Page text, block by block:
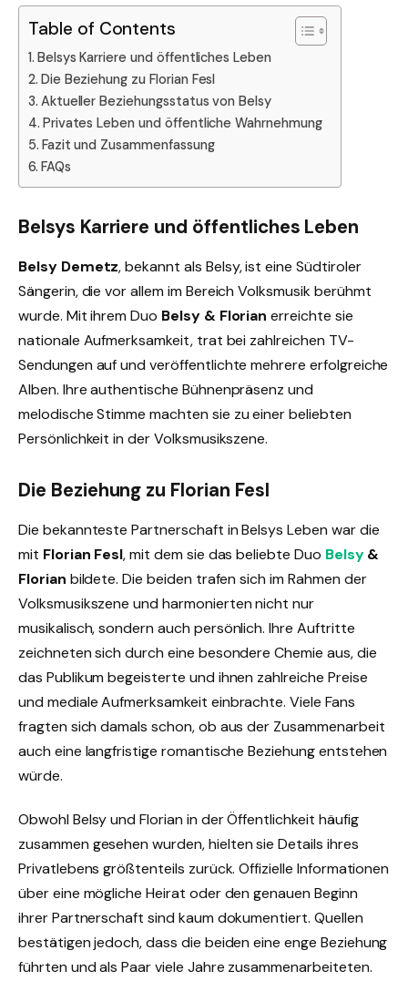
Table of Contents
Belsys Karriere und öffentliches Leben
Die Beziehung zu Florian Fesl
Aktueller Beziehungsstatus von Belsy
Privates Leben und öffentliche Wahrnehmung
Fazit und Zusammenfassung
FAQs
Belsys Karriere und öffentliches Leben
Belsy Demetz, bekannt als Belsy, ist eine Südtiroler
Sängerin, die vor allem im Bereich Volksmusik berühmt
wurde. Mit ihrem Duo Belsy & Florian erreichte sie
nationale Aufmerksamkeit, trat bei zahlreichen TV-
Sendungen auf und veröffentlichte mehrere erfolgreiche
Alben. Ihre authentische Bühnenpräsenz und
melodische Stimme machten sie zu einer beliebten
Persönlichkeit in der Volksmusikszene.
Die Beziehung zu Florian Fesl
Die bekannteste Partnerschaft in Belsys Leben war die
mit Florian Fesl, mit dem sie das beliebte Duo Belsy&
Florian bildete. Die beiden trafen sich im Rahmen der
Volksmusikszene und harmonierten nicht nur
musikalisch, sondern auch persönlich. Ihre Auftritte
zeichneten sich durch eine besondere Chemie aus, die
das Publikum begeisterte und ihnen zahlreiche Preise
und mediale Aufmerksamkeit einbrachte. Viele Fans
fragten sich damals schon, ob aus der Zusammenarbeit
auch eine langfristige romantische Beziehung entstehen
würde.
Obwohl Belsy und Florian in der Öffentlichkeit häufig
zusammen gesehen wurden, hielten sie Details ihres
Privatlebens größtenteils zurück. Offizielle Informationen
über eine mögliche Heirat oder den genauen Beginn
ihrer Partnerschaft sind kaum dokumentiert. Quellen
bestätigen jedoch, dass die beiden eine enge Beziehung
führten und als Paar viele Jahre zusammenarbeiteten.